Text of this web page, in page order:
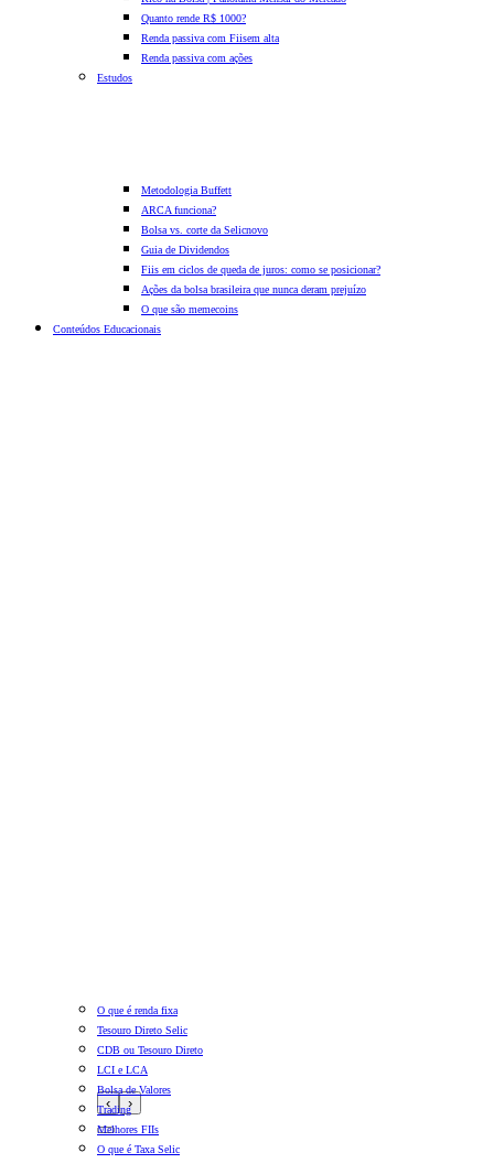
Quanto rende R$ 1000?
Renda passiva com Fiisem alta
Renda passiva com ações
Estudos
Metodologia Buffett
ARCA funciona?
Bolsa vs. corte da Selicnovo
Guia de Dividendos
Fiis em ciclos de queda de juros: como se posicionar?
Ações da bolsa brasileira que nunca deram prejuízo
O que são memecoins
Conteúdos Educacionais
‹ ›
O que é renda fixa
Tesouro Direto Selic
CDB ou Tesouro Direto
LCI e LCA
Bolsa de Valores
Trading
Melhores FIIs
O que é Taxa Selic